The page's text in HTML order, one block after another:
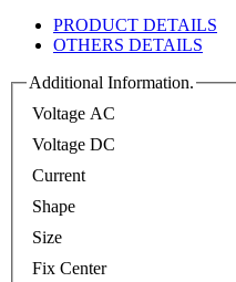
PRODUCT DETAILS
OTHERS DETAILS
Additional Information.
Voltage AC
Voltage DC
Current
Shape
Size
Fix Center